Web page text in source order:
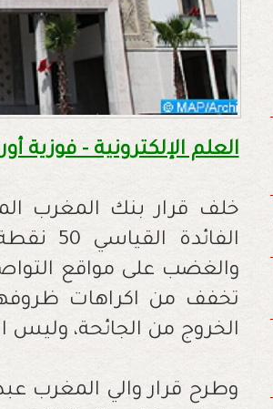
العلم الإلكترونية - فوزية
خلف قرار بنك المغرب
والغضب على مواقع
تخفف من اكراهات
الخروج من الجائحة،
وطرح قرار والي المغرب